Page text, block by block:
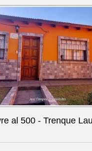
al 500 - Trenque